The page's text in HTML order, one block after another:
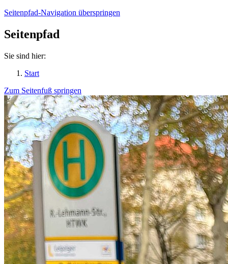
Seitenpfad-Navigation überspringen
Seitenpfad
Sie sind hier:
Start
Zum Seitenfuß springen